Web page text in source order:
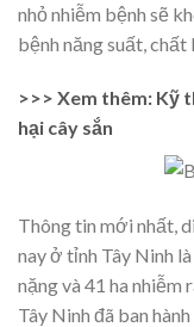
nhỏ nhiễm bệnh sẽ
bệnh năng suất, chất
>>> Xem thêm: Kỹ
hại cây sắn
Thông tin mới nhất,
nay ở tỉnh Tây Ninh
nặng và 41 ha
Tây Ninh đã ban